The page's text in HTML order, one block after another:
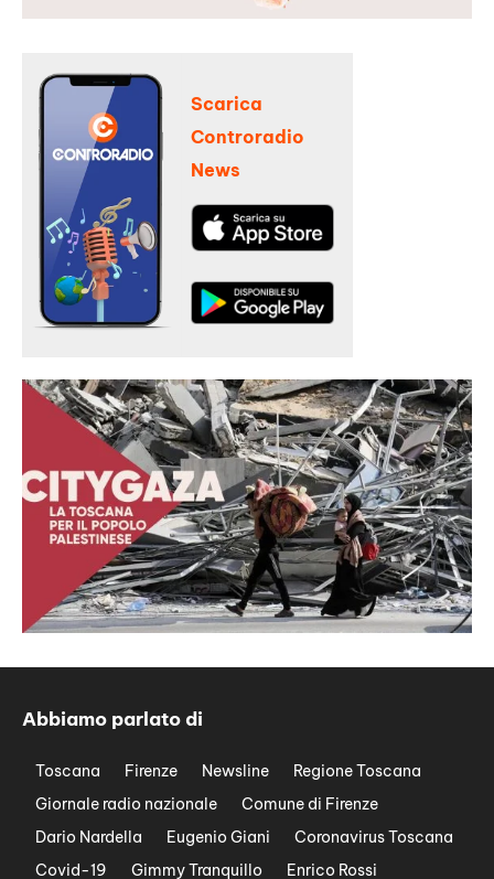
Scarica
Controradio
News
Abbiamo parlato di
Toscana Firenze Newsline
Regione Toscana
Giornale radio nazionale
Comune di Firenze
Dario Nardella
Eugenio Giani
Coronavirus Toscana
Covid-19
Gimmy Tranquillo
Enrico Rossi